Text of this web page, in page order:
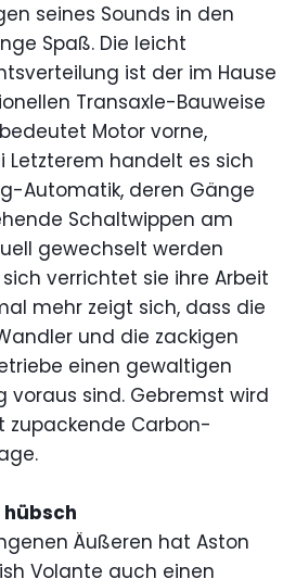
seines Sounds in den
Spaß. Die leicht
ist der im Hause
Transaxle-Bauweise
Motor vorne,
Letzterem handelt es sich
Automatik, deren Gänge
Schaltwippen am
gewechselt werden
verrichtet sie ihre Arbeit
mehr zeigt sich, dass die
und die zackigen
einen gewaltigen
voraus sind. Gebremst wird
zupackende Carbon-
Äußeren hat Aston
Volante auch einen